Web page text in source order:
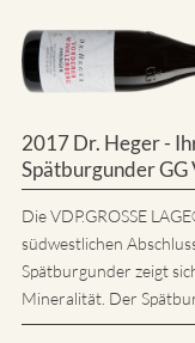
2017 Dr. Heger -
Spätburgunder GG
Die VDP.GROSSE
südwestlichen
Spätburgunder zeigt
Mineralität. Der